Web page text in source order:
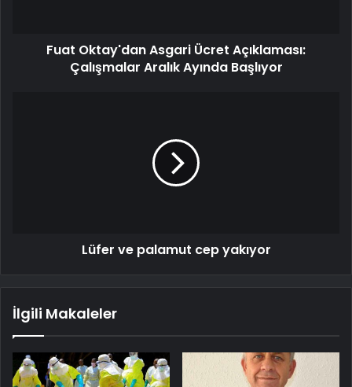
Fuat Oktay'dan Asgari Ücret Açıklaması:
Çalışmalar Aralık Ayında Başlıyor
Lüfer ve palamut cep yakıyor
İlgili Makaleler